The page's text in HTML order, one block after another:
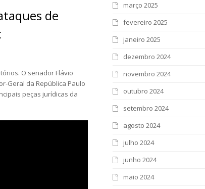
de
O senador Flávio
Geral da República Paulo
peças jurídicas da
março 2025
fevereiro 2025
janeiro 2025
dezembro 2024
novembro 2024
outubro 2024
setembro 2024
agosto 2024
julho 2024
junho 2024
maio 2024